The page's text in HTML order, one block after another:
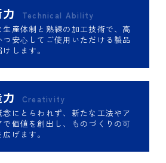
Technical Ability
生産体制と熟練の加工技術で、高
つ安心してご使用いただける製品
します。
Creativity
念にとらわれず、新たな工法やア
で価値を創出し、ものづくりの可
げます。